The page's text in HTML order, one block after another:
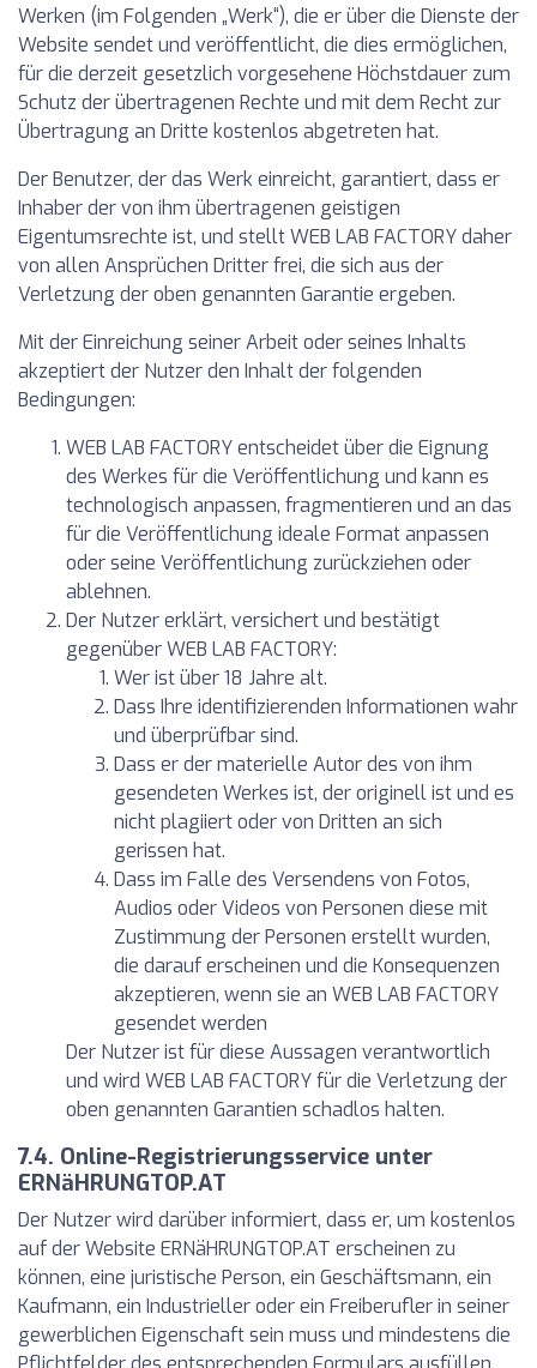
Werken (im Folgenden „Werk“), die er über die Dienste der
Website sendet und veröffentlicht, die dies ermöglichen,
für die derzeit gesetzlich vorgesehene Höchstdauer zum
Schutz der übertragenen Rechte und mit dem Recht zur
Übertragung an Dritte kostenlos abgetreten hat.
Der Benutzer, der das Werk einreicht, garantiert, dass er
Inhaber der von ihm übertragenen geistigen
Eigentumsrechte ist, und stellt WEB LAB FACTORY daher
von allen Ansprüchen Dritter frei, die sich aus der
Verletzung der oben genannten Garantie ergeben.
Mit der Einreichung seiner Arbeit oder seines Inhalts
akzeptiert der Nutzer den Inhalt der folgenden
Bedingungen:
WEB LAB FACTORY entscheidet über die Eignung
des Werkes für die Veröffentlichung und kann es
technologisch anpassen, fragmentieren und an das
für die Veröffentlichung ideale Format anpassen
oder seine Veröffentlichung zurückziehen oder
ablehnen.
Der Nutzer erklärt, versichert und bestätigt
gegenüber WEB LAB FACTORY:
Wer ist über 18 Jahre alt.
Dass Ihre identifizierenden Informationen wahr
und überprüfbar sind.
Dass er der materielle Autor des von ihm
gesendeten Werkes ist, der originell ist und es
nicht plagiiert oder von Dritten an sich
gerissen hat.
Dass im Falle des Versendens von Fotos,
Audios oder Videos von Personen diese mit
Zustimmung der Personen erstellt wurden,
die darauf erscheinen und die Konsequenzen
akzeptieren, wenn sie an WEB LAB FACTORY
gesendet werden
Der Nutzer ist für diese Aussagen verantwortlich
und wird WEB LAB FACTORY für die Verletzung der
oben genannten Garantien schadlos halten.
7.4. Online-Registrierungsservice unter
ERNäHRUNGTOP.AT
Der Nutzer wird darüber informiert, dass er, um kostenlos
auf der Website ERNäHRUNGTOP.AT erscheinen zu
können, eine juristische Person, ein Geschäftsmann, ein
Kaufmann, ein Industrieller oder ein Freiberufler in seiner
gewerblichen Eigenschaft sein muss und mindestens die